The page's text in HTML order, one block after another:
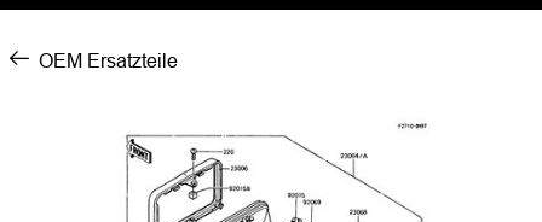
OEM Ersatzteile